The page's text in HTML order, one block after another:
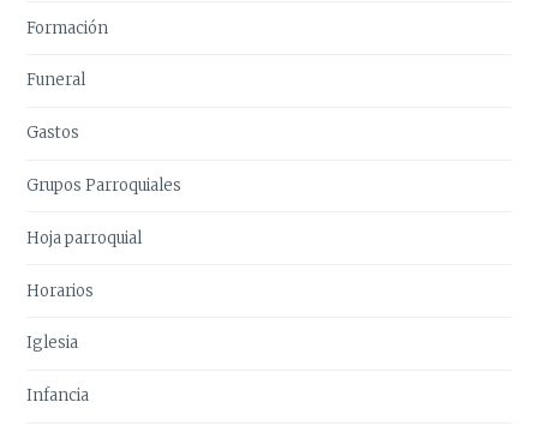
Formación
Funeral
Gastos
Grupos Parroquiales
Hoja parroquial
Horarios
Iglesia
Infancia